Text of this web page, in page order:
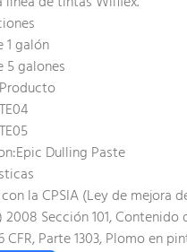
1 galón
5 galones
Dulling Paste
la CPSIA (Ley de mejora
2008 Sección 101,
CFR, Parte 1303, Plomo en